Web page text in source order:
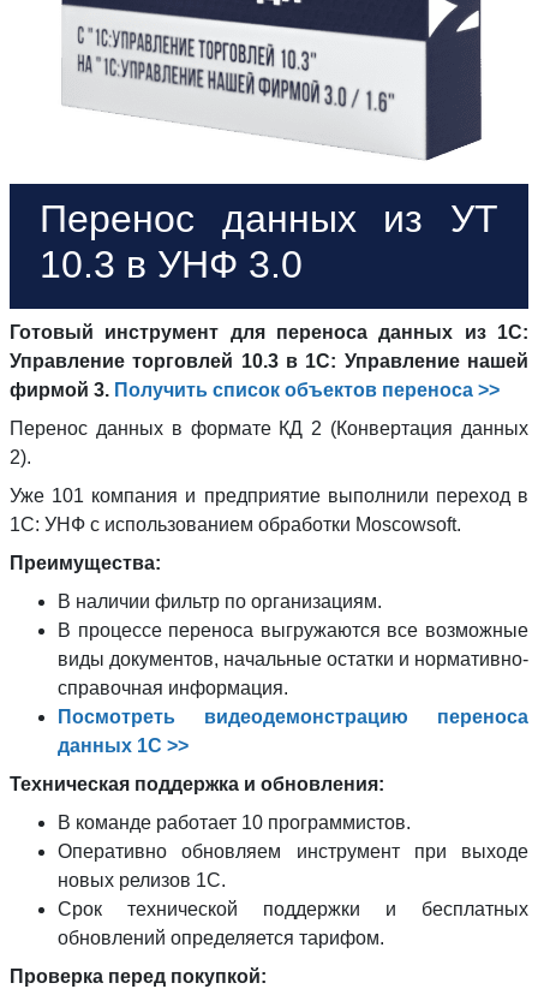
Перенос данных из УТ
10.3 в УНФ 3.0
Готовый инструмент для переноса данных из 1С:
Управление торговлей 10.3 в 1С: Управление нашей
фирмой 3. Получить список объектов переноса >>
Перенос данных в формате КД 2 (Конвертация данных
2).
Уже 101 компания и предприятие выполнили переход в
1С: УНФ с использованием обработки Moscowsoft.
Преимущества:
В наличии фильтр по организациям.
В процессе переноса выгружаются все возможные
виды документов, начальные остатки и нормативно-
справочная информация.
Посмотреть видеодемонстрацию переноса
данных 1С >>
Техническая поддержка и обновления:
В команде работает 10 программистов.
Оперативно обновляем инструмент при выходе
новых релизов 1С.
Срок технической поддержки и бесплатных
обновлений определяется тарифом.
Проверка перед покупкой: